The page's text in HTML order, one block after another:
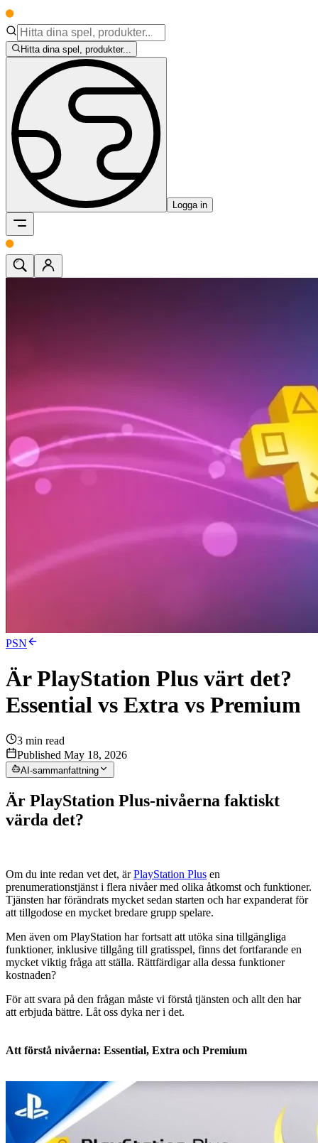
Hitta dina spel, produkter...
Logga in
PSN
Är PlayStation Plus värt det?
Essential vs Extra vs Premium
3 min read
Published May 18, 2026
AI-sammanfattning
Är PlayStation Plus-nivåerna faktiskt
värda det?
Om du inte redan vet det, ärPlayStation Plus en
prenumerationstjänst i flera nivåer med olika åtkomst och funktioner.
Tjänsten har förändrats mycket sedan starten och har expanderat för
att tillgodose en mycket bredare grupp spelare.
Men även om PlayStation har fortsatt att utöka sina tillgängliga
funktioner, inklusive tillgång till gratisspel, finns det fortfarande en
mycket viktig fråga att ställa. Rättfärdigar alla dessa funktioner
kostnaden?
För att svara på den frågan måste vi förstå tjänsten och allt den har
att erbjuda bättre. Låt oss dyka ner i det.
Att förstå nivåerna: Essential, Extra och Premium